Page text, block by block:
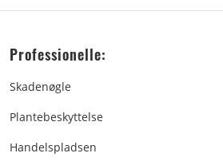
Professionelle:
Skadenøgle
Plantebeskyttelse
Handelspladsen